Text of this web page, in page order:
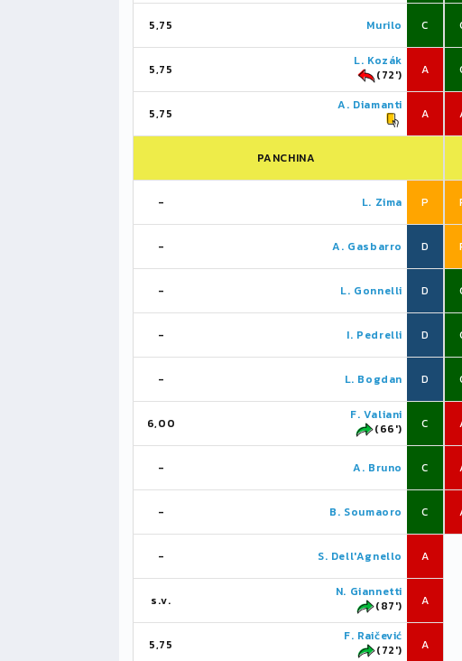
5,75 Murilo C
5,75
L. Kozák
(72')
A
5,75
A. Diamanti
A
PANCHINA
- L. Zima P
- A. Gasbarro D
- L. Gonnelli D
- I. Pedrelli D
- L. Bogdan D
6,00
F. Valiani
(66')
C
- A. Bruno C
- B. Soumaoro C
- S. Dell'Agnello A
s.v.
N. Giannetti
(87')
A
5,75
F. Raičević
(72')
A